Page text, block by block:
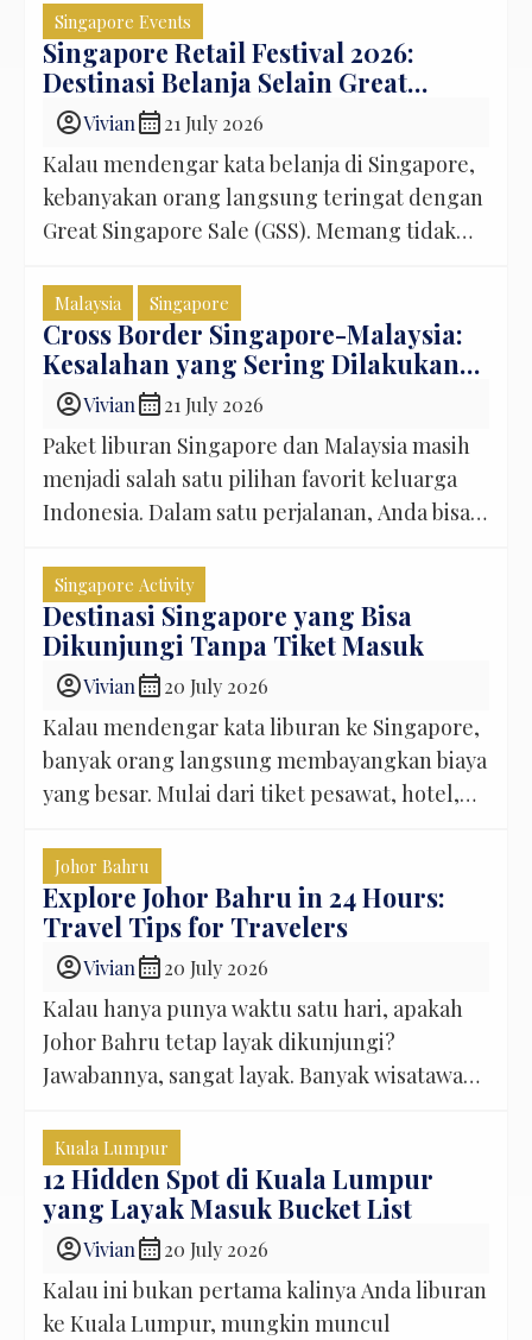
bersama keluarga. Banyak orang mengira
liburan ke Malaysia akan berjalan tanpa
hambatan karena sistem transportasinya
sudah modern dan petunjuk jalannya cukup
jelas. Namun, setelah tiba di sana, tidak
sedikit wisatawan yang baru menyadari
bahwa menyusun […]
Singapore Events
Singapore Retail Festival 2026:
Destinasi Belanja Selain Great
Singapore Sale
account_circleViviancalendar_month21 July 2026
Kalau mendengar kata belanja di Singapore,
kebanyakan orang langsung teringat dengan
Great Singapore Sale (GSS). Memang tidak
menjadi momen favorit wisatawan Indonesia
untuk berburu diskon dari berbagai merek
terkenal. Namun sebenarnya, pengalaman
belanja di Singapore tidak berhenti di sana.
Beberapa tahun terakhir, Singapore semakin
sering menghadirkan berbagai festival retail
[…]
Malaysia Singapore
Cross Border Singapore-Malaysia:
Kesalahan yang Sering Dilakukan
Wisatawan!
account_circleViviancalendar_month21 July 2026
Paket liburan Singapore dan Malaysia masih
menjadi salah satu pilihan favorit keluarga
Indonesia. Dalam satu perjalanan, Anda bisa
Singapore, lalu melanjutkan liburan ke Johor
Bahru, Kuala Lumpur, atau Genting
Highlands tanpa harus naik pesawat lagi.
Sekilas memang terdengar mudah. Jarak
Singapore dan Malaysia sangat dekat
sehingga banyak orang berpikir proses […]
Singapore Activity
Destinasi Singapore yang Bisa
Dikunjungi Tanpa Tiket Masuk
account_circleViviancalendar_month20 July 2026
Kalau mendengar kata liburan ke Singapore,
banyak orang langsung membayangkan biaya
yang besar. Mulai dari tiket pesawat, hotel,
yang memang cukup menguras anggaran.
Padahal, setelah beberapa kali berkunjung ke
Singapore, saya justru menyadari satu hal
yang sering terlewat oleh wisatawan. Tidak
semua pengalaman terbaik di kota ini harus
dibayar […]
Johor Bahru
Explore Johor Bahru in 24 Hours:
Travel Tips for Travelers
account_circleViviancalendar_month20 July 2026
Kalau hanya punya waktu satu hari, apakah
Johor Bahru tetap layak dikunjungi?
Jawabannya, sangat layak. Banyak wisatawan
hanyalah kota persinggahan sebelum atau
sesudah liburan di Singapore. Padahal, kota
ini punya banyak tempat menarik yang bisa
dinikmati dalam waktu singkat. Mulai dari
kawasan heritage yang penuh cerita, pusat
belanja modern, hingga kuliner […]
Kuala Lumpur
12 Hidden Spot di Kuala Lumpur
yang Layak Masuk Bucket List
account_circleViviancalendar_month20 July 2026
Kalau ini bukan pertama kalinya Anda liburan
ke Kuala Lumpur, mungkin muncul